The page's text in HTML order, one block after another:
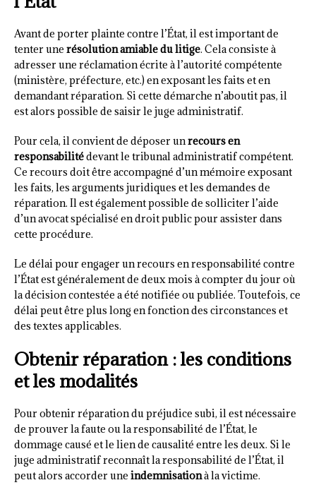
Avant de porter plainte contre l’État, il est important de
tenter une résolution amiable du litige. Cela consiste à
adresser une réclamation écrite à l’autorité compétente
(ministère, préfecture, etc.) en exposant les faits et en
demandant réparation. Si cette démarche n’aboutit pas, il
est alors possible de saisir le juge administratif.
Pour cela, il convient de déposer unrecours en
responsabilitédevant le tribunal administratif compétent.
Ce recours doit être accompagné d’un mémoire exposant
les faits, les arguments juridiques et les demandes de
réparation. Il est également possible de solliciter l’aide
d’un avocat spécialisé en droit public pour assister dans
cette procédure.
Le délai pour engager un recours en responsabilité contre
l’État est généralement de deux mois à compter du jour où
la décision contestée a été notifiée ou publiée. Toutefois, ce
délai peut être plus long en fonction des circonstances et
des textes applicables.
Obtenir réparation : les conditions
et les modalités
Pour obtenir réparation du préjudice subi, il est nécessaire
de prouver la faute ou la responsabilité de l’État, le
dommage causé et le lien de causalité entre les deux. Si le
juge administratif reconnaît la responsabilité de l’État, il
peut alors accorder une indemnisationà la victime.